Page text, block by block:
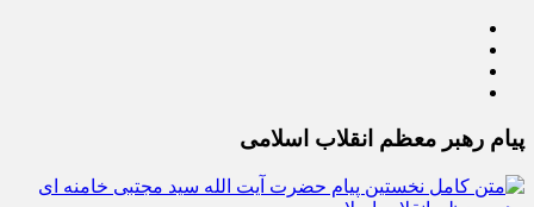
پیام رهبر معظم انقلاب اسلامی